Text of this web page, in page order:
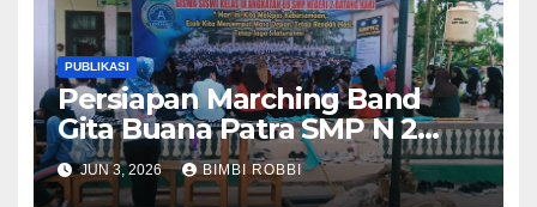
PUBLIKASI
Persiapan Marching Band
Gita Buana Patra SMP N 2
Batang Hari,Mengikuti Ivent
Di Bungo
JUN 3, 2026 BIMBI ROBBI